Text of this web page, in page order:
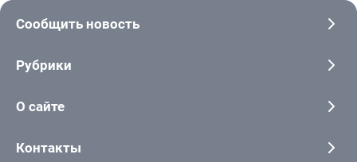
Сообщить новость
Рубрики
О сайте
Контакты